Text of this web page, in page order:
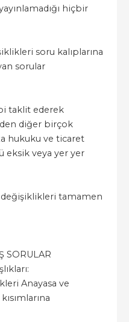
hiçbir
soru kalıplarına
sorular
taklit ederek
diğer birçok
hukuku ve ticaret
eksik veya yer yer
tamamen
SORULAR
Anayasa ve